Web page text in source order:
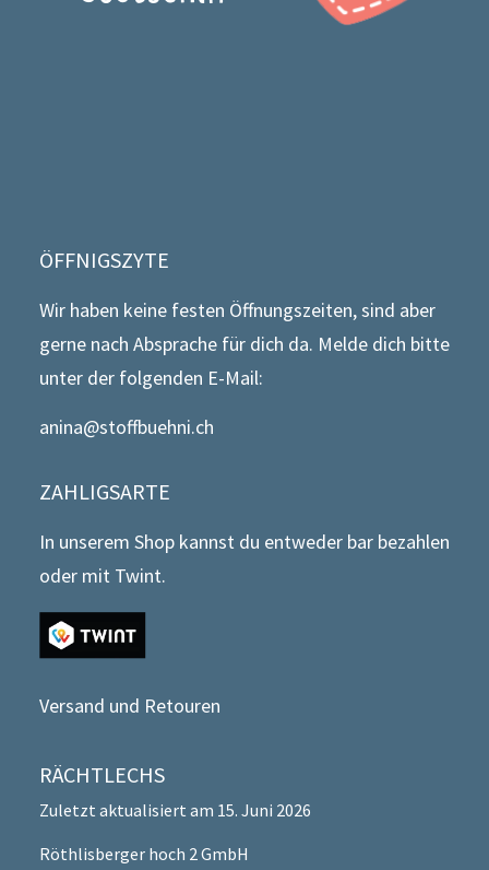
ÖFFNIGSZYTE
Wir haben keine festen Öffnungszeiten, sind aber
gerne nach Absprache für dich da. Melde dich bitte
unter der folgenden E-Mail:
anina@stoffbuehni.ch
ZAHLIGSARTE
In unserem Shop kannst du entweder bar bezahlen
oder mit Twint.
Versand und Retouren
RÄCHTLECHS
Zuletzt aktualisiert am 15. Juni 2026
Röthlisberger hoch 2 GmbH